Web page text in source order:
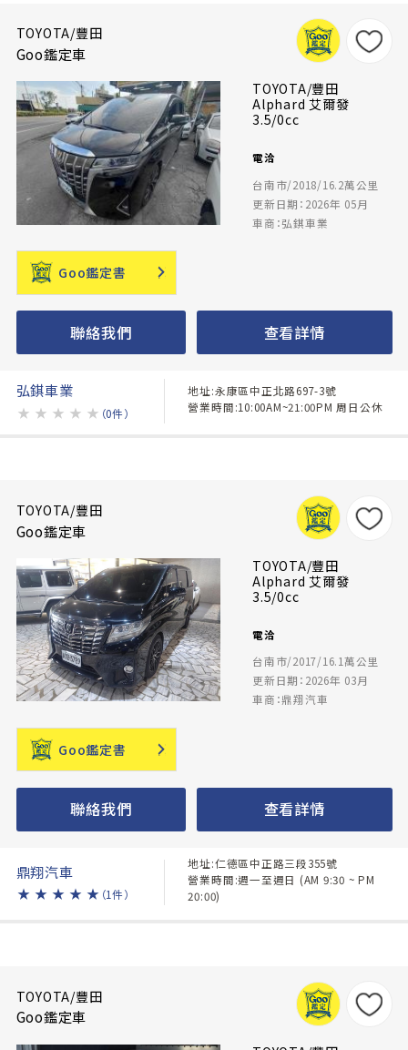
TOYOTA/豐田
Goo鑑定車
TOYOTA/豐田
Alphard 艾爾發
3.5/0cc
電洽
台南市/2018/16.2萬公里
更新日期：2026年 05月
車商：弘錤車業
Goo鑑定書
聯絡我們 查看詳情
弘錤車業
★ ★ ★ ★ ★ （0件）
地址:永康區中正北路697-3號
營業時間:10:00AM~21:00PM 周日公休
TOYOTA/豐田
Goo鑑定車
TOYOTA/豐田
Alphard 艾爾發
3.5/0cc
電洽
台南市/2017/16.1萬公里
更新日期：2026年 03月
車商：鼎翔汽車
Goo鑑定書
聯絡我們 查看詳情
鼎翔汽車
★ ★ ★ ★ ★ （1件）
地址:仁德區中正路三段355號
營業時間:週一至週日 (AM 9:30 ~ PM
20:00)
TOYOTA/豐田
Goo鑑定車